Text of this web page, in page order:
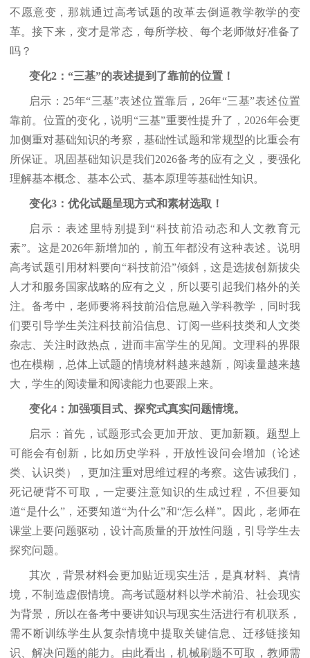
不愿意变，那就通过高考试题的改革去倒逼教学教学的变
革。接下来，变才是常态，每所学校、每个老师做好准备了
吗？
变化2：“三基”的表述提到了靠前的位置！
启示：25年“三基”表述位置靠后，26年“三基”表述位置
靠前。位置的变化，说明“三基”重要性提升了，2026年会更
加侧重对基础知识的考察，基础性试题和常规型的比重会有
所保证。巩固基础知识是我们2026备考的应有之义，要强化
理解基本概念、基本公式、基本原理等基础性知识。
变化3：优化试题呈现方式和素材选取！
启示：表述里特别提到“科技前沿动态和人文教育元
素”。这是2026年新增加的，前五年都没有这种表述。说明
高考试题引用材料要向“科技前沿”倾斜，这是选拔创新拔尖
人才和服务国家战略的应有之义，所以要引起我们格外的关
注。备考中，老师要将科技前沿信息融入学科教学，同时我
们要引导学生关注科技前沿信息、订阅一些科技类和人文类
杂志、关注时政热点，进而丰富学生的见闻。文理科的界限
也在模糊，总体上试题的情境材料越来越新，阅读量越来越
大，学生的阅读量和阅读能力也要跟上来。
变化4：加强项目式、探究式真实问题情境。
启示：首先，试题形式会更加开放、更加新颖。题型上
可能会有创新，比如历史学科，开放性设问会增加（论述
类、认识类），更加注重对思维过程的考察。这告诫我们，
死记硬背不可取，一定要注意知识的生成过程，不但要知
道“是什么”，还要知道“为什么”和“怎么样”。因此，老师在
课堂上要问题驱动，设计高质量的开放性问题，引导学生去
探究问题。
其次，背景材料会更加贴近现实生活，是真材料、真情
境，不制造虚假情境。高考试题材料以学术前沿、社会现实
为背景，所以在备考中要讲知识与现实生活进行有机联系，
需不断训练学生从复杂情境中提取关键信息、迁移链接知
识、解决问题的能力。由此看出，机械刷题不可取，教师需